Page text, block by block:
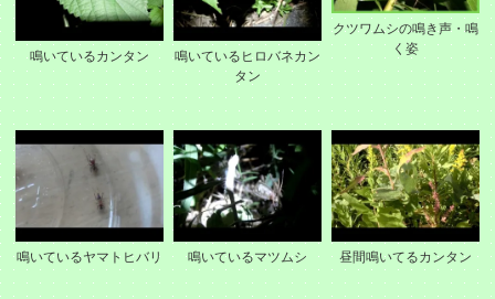
鳴いているカンタン
鳴いているヒロバネカン
タン
クツワムシの鳴き声・鳴
く姿
鳴いているヤマトヒバリ 鳴いているマツムシ 昼間鳴いてるカンタン